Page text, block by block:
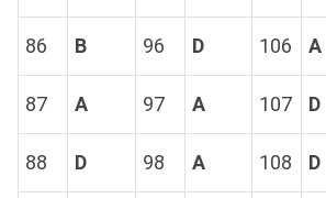
86 B 96 D 106 A
87 A 97 A 107 D
88 D 98 A 108 D